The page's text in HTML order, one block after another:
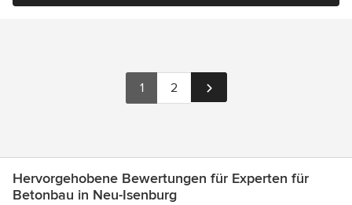
1 2
Hervorgehobene Bewertungen für Experten für
Betonbau in Neu-Isenburg